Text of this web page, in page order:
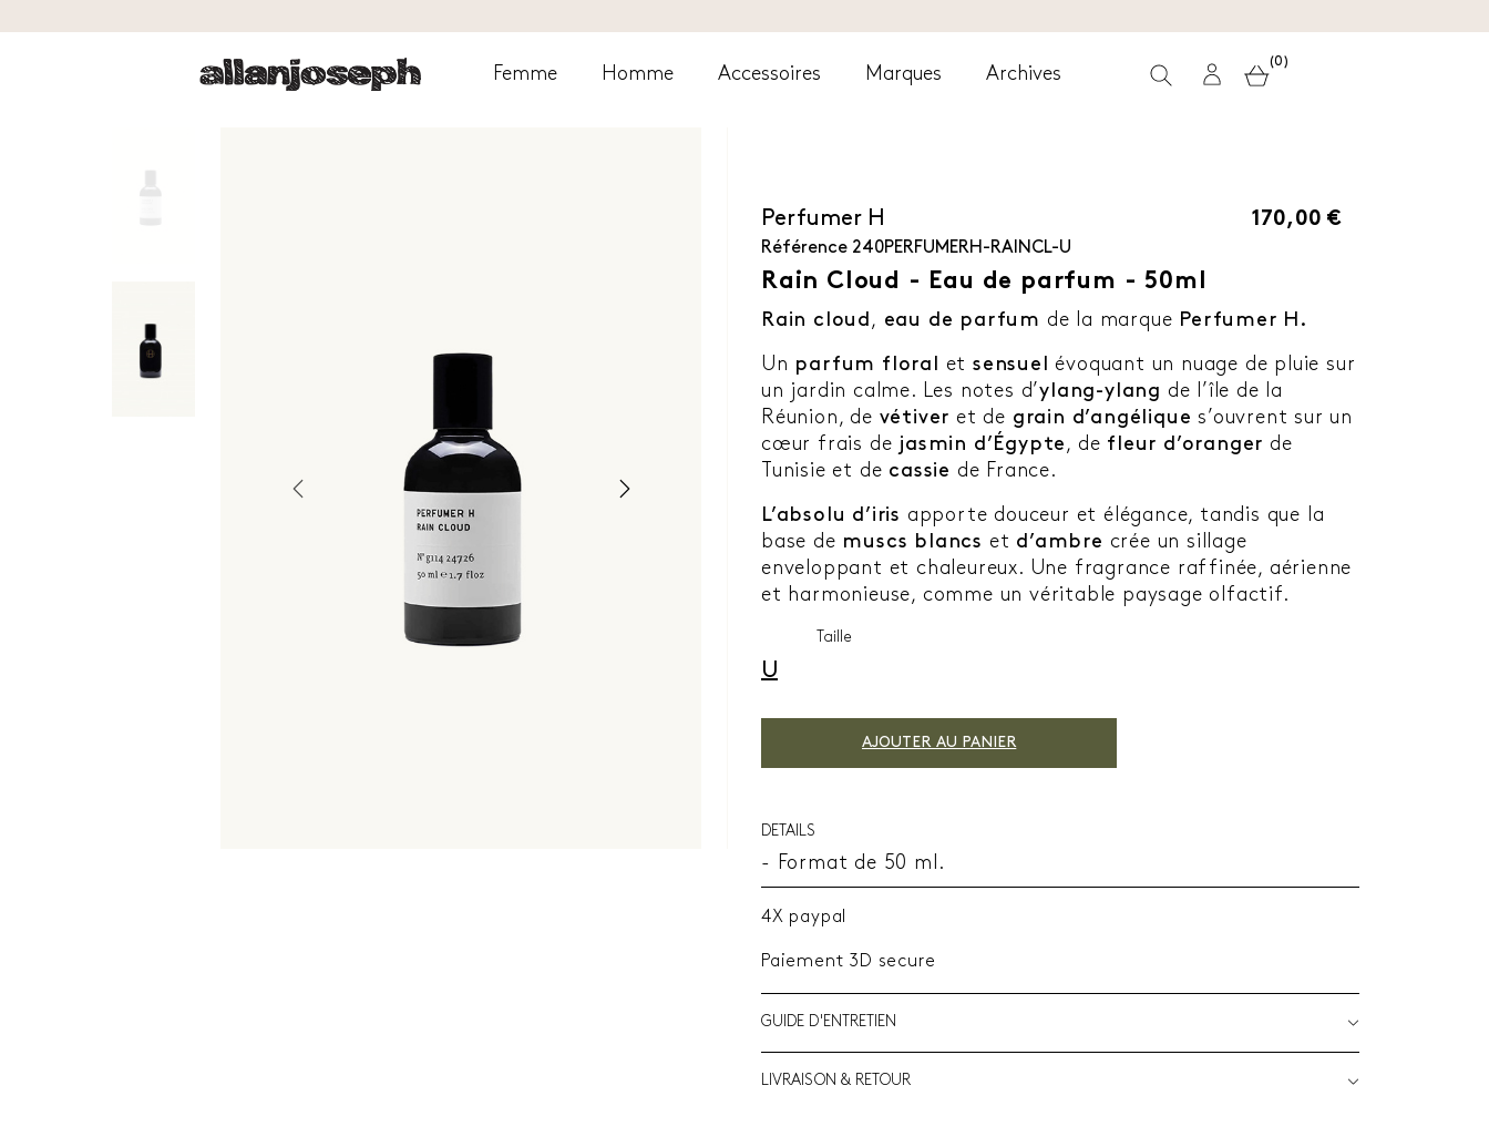
Femme Homme Accessoires Marques Archives
(0)
Perfumer H
Référence 240PERFUMERH-RAINCL-U
Rain Cloud - Eau de parfum - 50ml
170,00 €
Rain cloud, eau de parfum de la marque Perfumer H.
Un parfum floral etsensuel évoquant un nuage de pluie sur
un jardin calme. Les notes d’ylang-ylang de l’île de la
Réunion, de vétiver et de grain d’angélique s’ouvrent sur un
cœur frais de jasmin d’Égypte, de fleur d’oranger de
Tunisie et de cassie de France.
L’absolu d’iris apporte douceur et élégance, tandis que la
base de muscs blancs et d’ambre crée un sillage
enveloppant et chaleureux. Une fragrance raffinée, aérienne
et harmonieuse, comme un véritable paysage olfactif.
Taille
U
AJOUTER AU PANIER
DETAILS
- Format de 50 ml.
4X paypal
Paiement 3D secure
GUIDE D'ENTRETIEN
LIVRAISON & RETOUR